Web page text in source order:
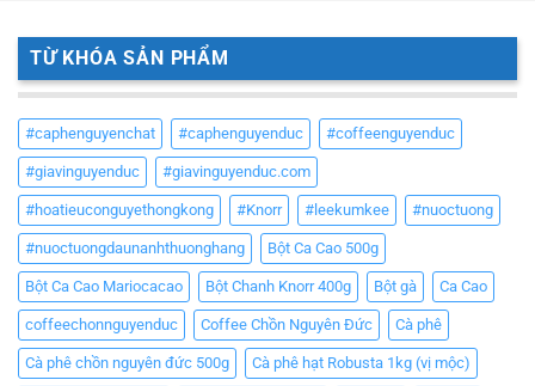
TỪ KHÓA SẢN PHẨM
#caphenguyenchat #caphenguyenduc #coffeenguyenduc
#giavinguyenduc #giavinguyenduc.com
#hoatieuconguyethongkong #Knorr #leekumkee #nuoctuong
#nuoctuongdaunanhthuonghang Bột Ca Cao 500g
Bột Ca Cao Mariocacao Bột Chanh Knorr 400g Bột gà Ca Cao
coffeechonnguyenduc Coffee Chồn Nguyên Đức Cà phê
Cà phê chồn nguyên đức 500g Cà phê hạt Robusta 1kg (vị mộc)